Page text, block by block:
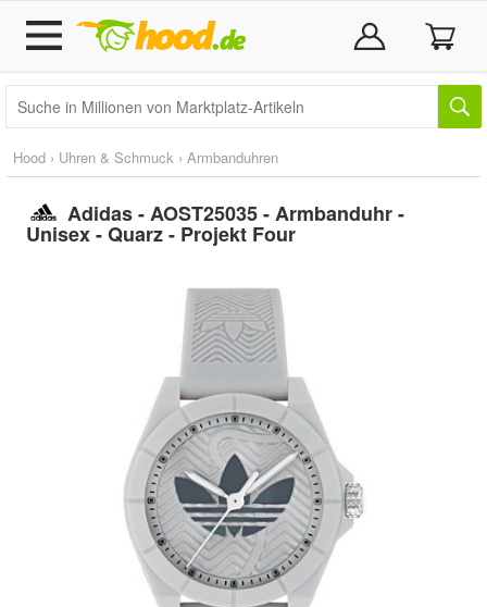
Hood › Uhren & Schmuck › Armbanduhren
Adidas - AOST25035 - Armbanduhr -
Unisex - Quarz - Projekt Four